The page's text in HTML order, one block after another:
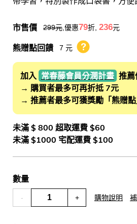
市售價 299元 ,優惠79折, 236元
熊贈點回饋 7 元 熊贈點回饋辦法
加入 常春藤會員分潤計畫 推薦
→ 購買者最多可再折抵 7元
→ 推薦者最多可獲獎勵「熊贈
未滿 $ 800 超取運費 $60
未滿 $1000 宅配運費 $100
數量
- + 購物說明